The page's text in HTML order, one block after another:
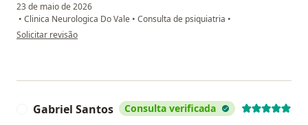
23 de maio de 2026
• Clinica Neurologica Do Vale • Consulta de psiquiatria •
na opinião do utilizador Analu
Solicitar revisão
Gabriel Santos Consulta verificada